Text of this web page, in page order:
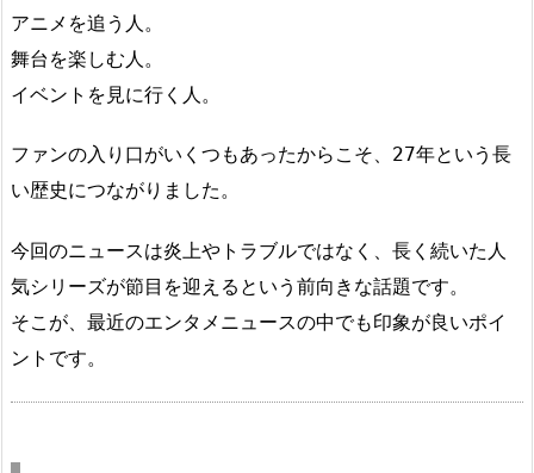
アニメを追う人。
舞台を楽しむ人。
イベントを見に行く人。
ファンの入り口がいくつもあったからこそ、27年という長
い歴史につながりました。
今回のニュースは炎上やトラブルではなく、長く続いた人
気シリーズが節目を迎えるという前向きな話題です。
そこが、最近のエンタメニュースの中でも印象が良いポイ
ントです。